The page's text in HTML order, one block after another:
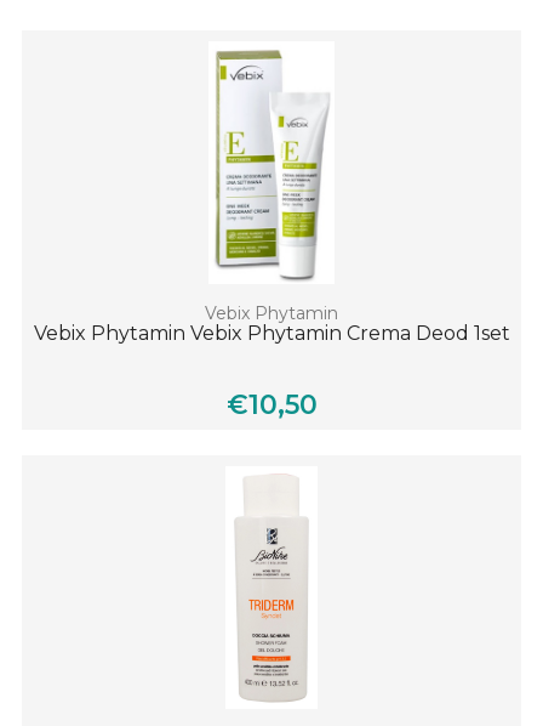
Vebix Phytamin
Vebix Phytamin Vebix Phytamin Crema Deod 1set
€10,50